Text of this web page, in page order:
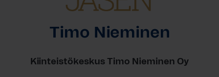
Timo Nieminen
Kiinteistökeskus Timo Nieminen Oy